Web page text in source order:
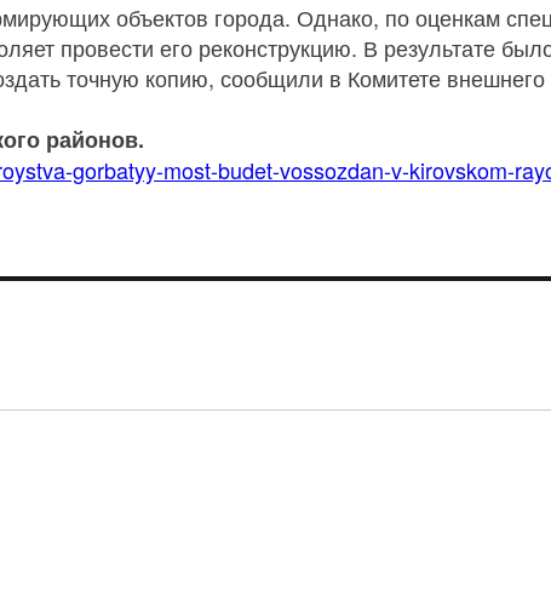
объектов города. Однако, по оценкам
провести его реконструкцию. В результате
точную копию, сообщили в Комитете внешнего
районов.
gorbatyy-most-budet-vossozdan-v-kirovskom-